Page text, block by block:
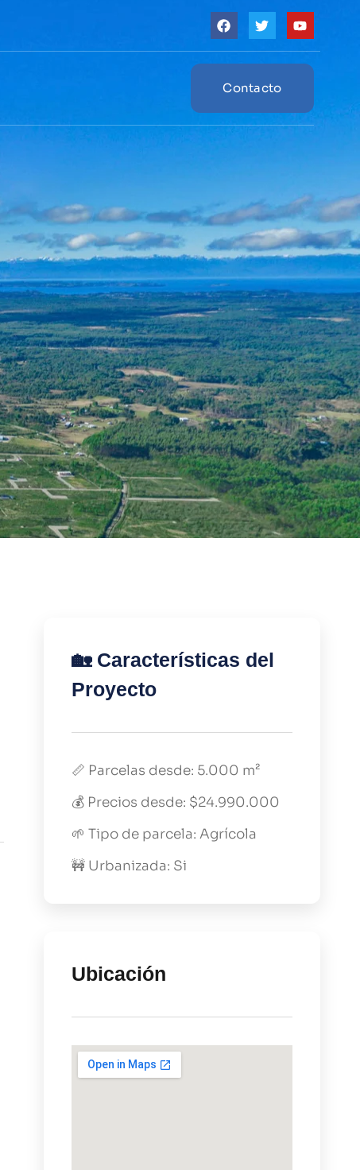
Contacto
🏡 Características del
Proyecto
📏 Parcelas desde: 5.000 m²
💰 Precios desde: $24.990.000
🌱 Tipo de parcela: Agrícola
🚧 Urbanizada: Si
Ubicación